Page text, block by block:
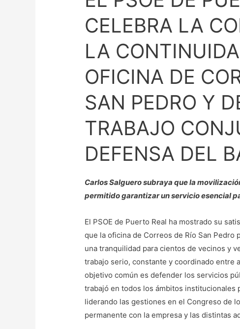
CELEBRA LA
LA
OFICINA DE
SAN PEDRO Y
TRABAJO
DEFENSA DEL
Carlos Salguero subraya que la
permitido garantizar un servicio esencial
El PSOE de Puerto Real ha mostrado su
que la oficina de Correos de Río San
una tranquilidad para cientos de vecinos y
trabajo serio, constante y coordinado entre
objetivo común es defender los servicios
trabajó en todos los ámbitos institucionales
liderando las gestiones en el Congreso de
permanente con la empresa y las distintas
CORREOS
DE
RÍO
SAN
PEDRO
Y
DESTACA
EL
TRABAJO
CONJUNTO
EN
DEFENSA
DEL